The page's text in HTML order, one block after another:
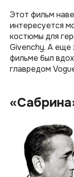
Этот фильм
интересуется
костюмы для
Givenchy. А еще
фильме был
главредом